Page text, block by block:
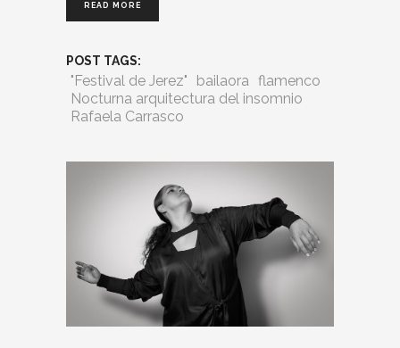
READ MORE
POST TAGS:
"Festival de Jerez" bailaora flamenco
Nocturna arquitectura del insomnio
Rafaela Carrasco